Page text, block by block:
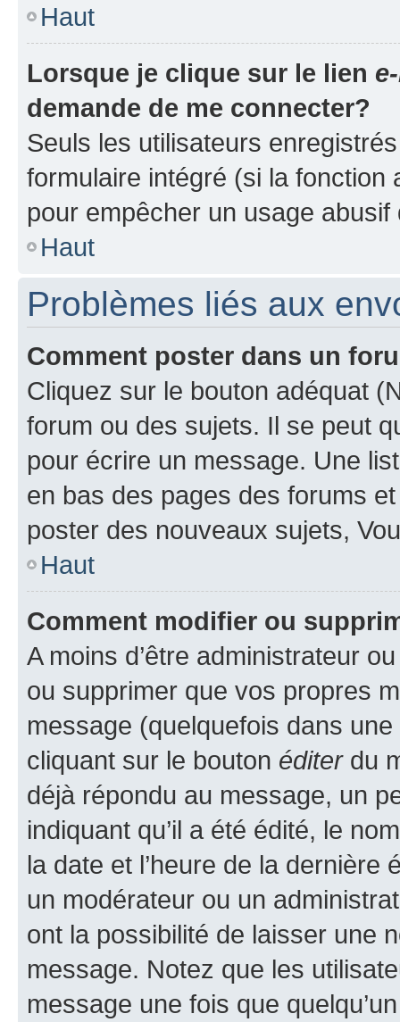
Haut
Lorsque je clique sur le lien
demande de me connecter?
Seuls les utilisateurs
formulaire intégré (si la fonction
pour empêcher un usage
Haut
Problèmes liés aux
Comment poster dans un
Cliquez sur le bouton adéquat
forum ou des sujets. Il se peut
pour écrire un message. Une
en bas des pages des forums
poster des nouveaux sujets,
Haut
Comment modifier ou
A moins d’être administrateur
ou supprimer que vos propres
message (quelquefois dans
cliquant sur le bouton éditerdu
déjà répondu au message, un
indiquant qu’il a été édité, le
la date et l’heure de la dernière
un modérateur ou un
ont la possibilité de laisser une
message. Notez que les
message une fois que